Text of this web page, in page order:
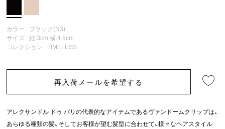
カラー : ブラック(N3)
サイズ : 縦:3cm 横:4.5cm
コレクション :TIMELESS
再入荷メールを希望する
アレクサンドル ドゥ パリの代表的なアイテムであるヴァンドームクリップは、
あらゆる種類の髪、そしてお客様が望む髪型に合わせて、様々なヘアスタイル